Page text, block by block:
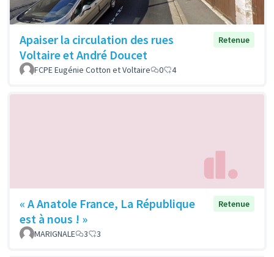
Apaiser la circulation des rues
Voltaire et André Doucet
Retenue
FCPE Eugénie Cotton et Voltaire 0 4
« A Anatole France, La République
est à nous ! »
Retenue
MARIGNALE 3 3